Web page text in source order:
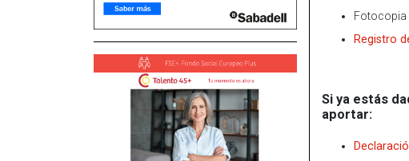
Fotocopia
Registro
Si ya estás
aportar: